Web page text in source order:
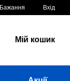
Бажання Вхід
Мій кошик